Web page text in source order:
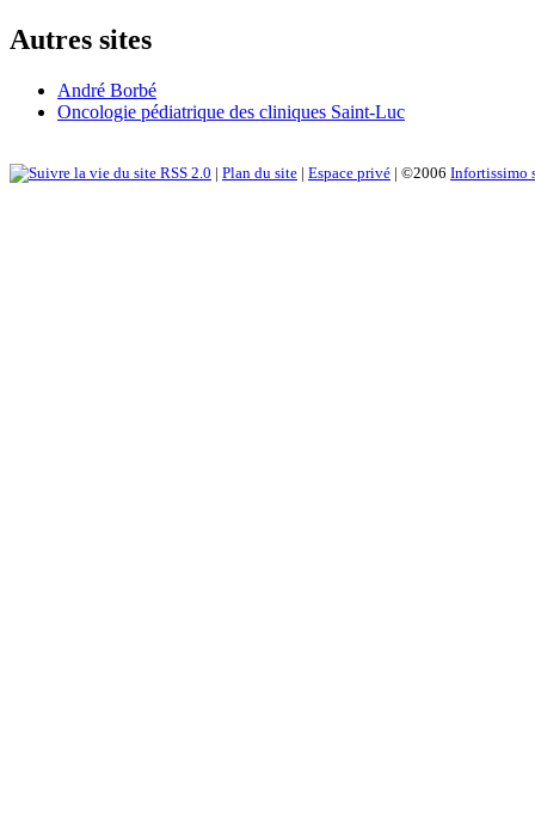
Autres sites
André Borbé
Oncologie pédiatrique des cliniques Saint-Luc
RSS 2.0 | Plan du site | Espace privé | ©2006 Infortissimo